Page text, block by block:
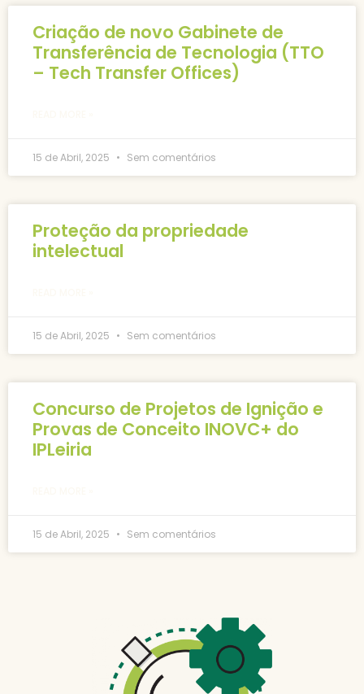
Criação de novo Gabinete de
Transferência de Tecnologia (TTO
– Tech Transfer Offices)
15 de Abril, 2025 Sem comentários
Proteção da propriedade
intelectual
15 de Abril, 2025 Sem comentários
Concurso de Projetos de Ignição e
Provas de Conceito INOVC+ do
IPLeiria
15 de Abril, 2025 Sem comentários